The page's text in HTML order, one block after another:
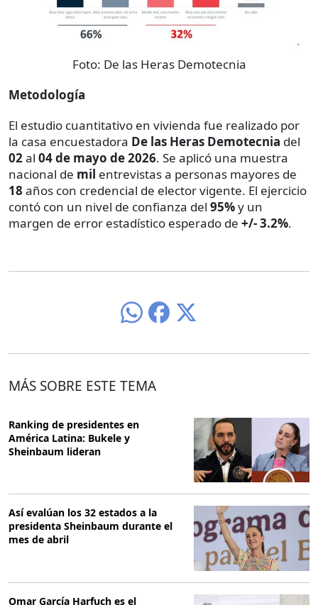
Foto: De las Heras Demotecnia
Metodología
El estudio cuantitativo en vivienda fue realizado por
la casa encuestadora De las Heras Demotecnia del
02al 04 de mayo de 2026. Se aplicó una muestra
nacional de mil entrevistas a personas mayores de
18 años con credencial de elector vigente. El ejercicio
contó con un nivel de confianza del 95%y un
margen de error estadístico esperado de +/- 3.2%.
MÁS SOBRE ESTE TEMA
Ranking de presidentes en
América Latina: Bukele y
Sheinbaum lideran
Así evalúan los 32 estados a la
presidenta Sheinbaum durante el
mes de abril
Omar García Harfuch es el